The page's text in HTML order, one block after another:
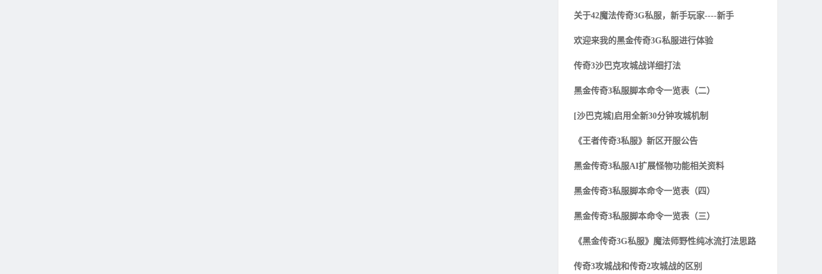
关于42魔法传奇3G私服，新手玩家----新手
欢迎来我的黑金传奇3G私服进行体验
传奇3沙巴克攻城战详细打法
黑金传奇3私服脚本命令一览表（二）
[沙巴克城]启用全新30分钟攻城机制
《王者传奇3私服》新区开服公告
黑金传奇3私服AI扩展怪物功能相关资料
黑金传奇3私服脚本命令一览表（四）
黑金传奇3私服脚本命令一览表（三）
《黑金传奇3G私服》魔法师野性纯冰流打法思路
传奇3攻城战和传奇2攻城战的区别